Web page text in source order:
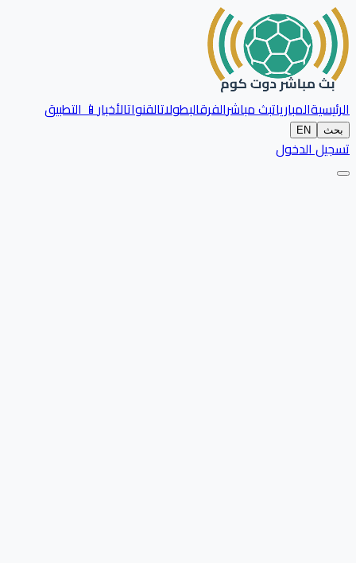
الرئيسيةالمبارياتبث مباشرالفرقالبطولاتالقنواتالأخبار📱 التطبيق
بحث EN
تسجيل الدخول